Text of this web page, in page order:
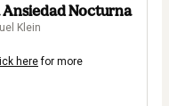
Nocturna
Klein
herefor more